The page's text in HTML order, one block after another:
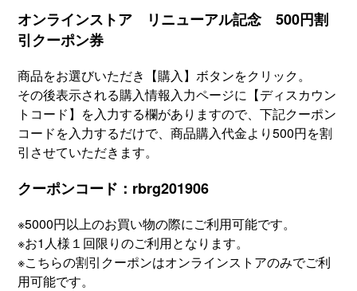
オンラインストア リニューアル記念 500円割
引クーポン券
商品をお選びいただき【購入】ボタンをクリック。
その後表示される購入情報入力ページに【ディスカウン
トコード】を入力する欄がありますので、下記クーポン
コードを入力するだけで、商品購入代金より500円を割
引させていただきます。
クーポンコード：rbrg201906
※5000円以上のお買い物の際にご利用可能です。
※お1人様１回限りのご利用となります。
※こちらの割引クーポンはオンラインストアのみでご利
用可能です。